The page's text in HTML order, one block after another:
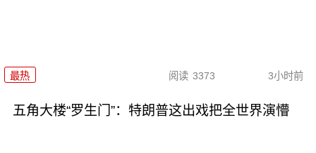
最热 阅读 3373 3小时前
五角大楼“罗生门”：特朗普这出戏把全世界演懵